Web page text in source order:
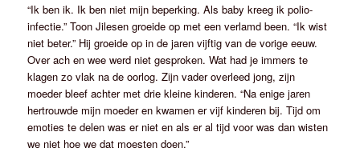
“Ik ben ik. Ik ben niet mijn beperking. Als baby kreeg ik polio-
infectie.” Toon Jilesen groeide op met een verlamd been. “Ik wist
niet beter.” Hij groeide op in de jaren vijftig van de vorige eeuw.
Over ach en wee werd niet gesproken. Wat had je immers te
klagen zo vlak na de oorlog. Zijn vader overleed jong, zijn
moeder bleef achter met drie kleine kinderen. “Na enige jaren
hertrouwde mijn moeder en kwamen er vijf kinderen bij. Tijd om
emoties te delen was er niet en als er al tijd voor was dan wisten
we niet hoe we dat moesten doen.”